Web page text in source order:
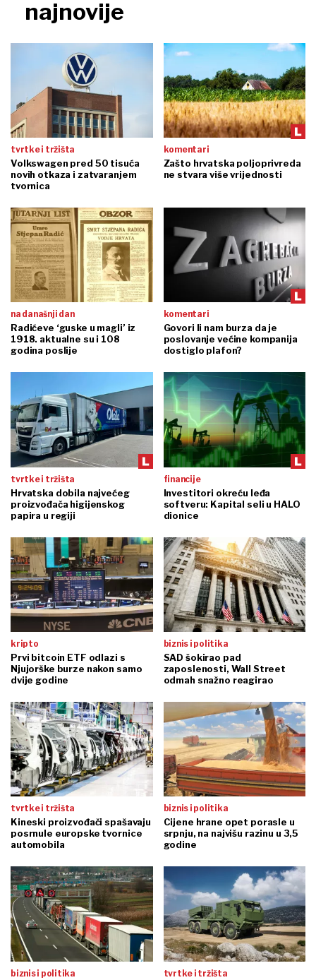
najnovije
tvrtke i tržišta
Volkswagen pred 50 tisuća
novih otkaza i zatvaranjem
tvornica
komentari
Zašto hrvatska poljoprivreda
ne stvara više vrijednosti
na današnji dan
Radićeve ‘guske u magli’ iz
1918. aktualne su i 108
godina poslije
komentari
Govori li nam burza da je
poslovanje većine kompanija
dostiglo plafon?
tvrtke i tržišta
Hrvatska dobila najvećeg
proizvođača higijenskog
papira u regiji
financije
Investitori okreću leđa
softveru: Kapital seli u HALO
dionice
kripto
Prvi bitcoin ETF odlazi s
Njujorške burze nakon samo
dvije godine
biznis i politika
SAD šokirao pad
zaposlenosti, Wall Street
odmah snažno reagirao
tvrtke i tržišta
Kineski proizvođači spašavaju
posrnule europske tvornice
automobila
biznis i politika
Cijene hrane opet porasle u
srpnju, na najvišu razinu u 3,5
godine
biznis i politika tvrtke i tržišta